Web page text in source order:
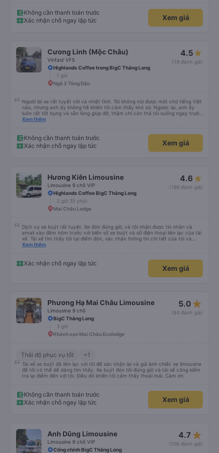
Không cần thanh toán trước
Xác nhận chỗ ngay lập tức
Xem giá
Cương Linh (Mộc Châu)
Vinfast VF5
4.5
(19 đánh giá)
Highlands Coffee trong BigC Thăng Long
1 giờ
Ngã 3 Tòng Đậu
Người lái xe rất tuyệt vời và nhiệt tình. Tôi không nói được một chữ tiếng Việt
nào, nhưng anh ấy không hề khiến tôi cảm thấy khó xử. Ngược lại, anh ấy
luôn rất tốt bụng và sẵn lòng giúp đỡ, thậm chí còn thả tôi xuống ngay trước
cửa nơi tôi cần đến, cách điểm dừng gần nhất mà tôi đã đặt trước vài km. Tôi
duy nhất. Thật là một niềm vui khi được đi du lịch cùng các bạn, và tôi chắc
chắn sẽ lại đi cùng các bạn lần nữa. Cảm ơn rất nhiều 🙏
Xem thêm
Không cần thanh toán trước
Xác nhận chỗ ngay lập tức
Xem giá
Hương Kiên Limousine
Limousine 9 chỗ VIP
4.6
(189 đánh giá)
Highlands Coffee BigC Thăng Long
2 giờ 35 phút
Mai Châu Lodge
Dịch vụ xe buýt rất tuyệt. Xe đón đúng giờ, và tôi nhận được tin nhắn và
email vào đêm hôm trước với biển số xe buýt và số điện thoại liên lạc của tài
xế. Tài xế tìm thấy tôi tại điểm đón, xác nhận thông tin chi tiết của tôi và
cung cấp hướng dẫn rõ ràng. Chuyến đi suôn sẻ và tôi được đưa đến nhà trọ
Xem thêm
Xác nhận chỗ ngay lập tức
Xem giá
Phương Hạ Mai Châu Limousine
Limousine 9 chỗ
5.0 star_rate
(84 đánh giá)
BigC Thăng Long
3 giờ
Khách sạn Mai Châu Ecolodge
Thái độ phục vụ tốt +1
Tài xế xe buýt đã liên lạc với tôi để xác nhận lại và gửi ảnh chiếc xe limousine
để tôi có thể dễ dàng tìm thấy. Xe buýt đón tôi đúng giờ và tài xế cũng kiểm
tra lại điểm đến với tôi. Điều đó khiến tôi cảm thấy thoải mái. Cảm ơn.
Không cần thanh toán trước
Xác nhận chỗ ngay lập tức
Xem giá
Anh Dũng Limousine
Limousine 9 chỗ VIP
4.7 star_rate
(106 đánh giá)
Cổng chính BigC Thăng Long